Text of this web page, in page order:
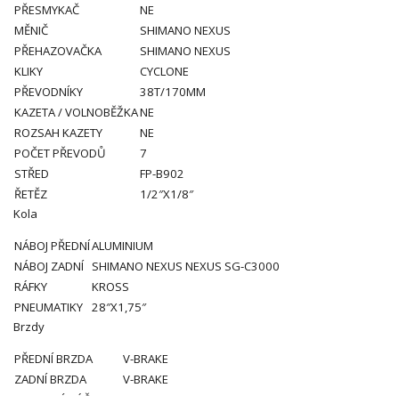
PŘESMYKAČ
NE
MĚNIČ
SHIMANO NEXUS
PŘEHAZOVAČKA
SHIMANO NEXUS
KLIKY
CYCLONE
PŘEVODNÍKY
38T/170MM
KAZETA / VOLNOBĚŽKANE
ROZSAH KAZETY
NE
POČET PŘEVODŮ
7
STŘED
FP-B902
ŘETĚZ
1/2″X1/8″
Kola
NÁBOJ PŘEDNÍALUMINIUM
NÁBOJ ZADNÍ SHIMANO NEXUS NEXUS SG-C3000
RÁFKY
KROSS
PNEUMATIKY 28″X1,75″
Brzdy
PŘEDNÍ BRZDA
V-BRAKE
ZADNÍ BRZDA
V-BRAKE